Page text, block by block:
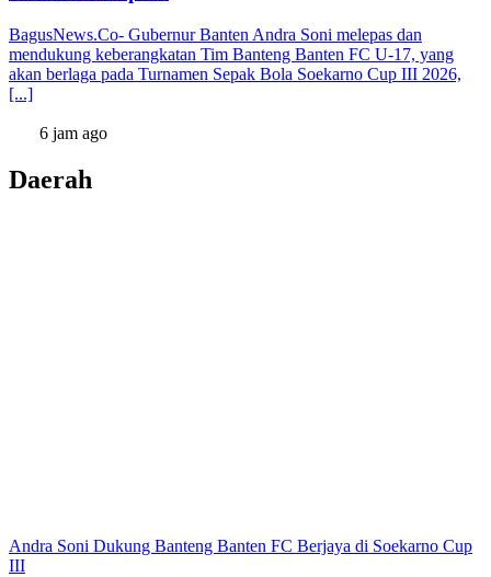
BagusNews.Co- Gubernur Banten Andra Soni melepas dan
mendukung keberangkatan Tim Banteng Banten FC U-17, yang
akan berlaga pada Turnamen Sepak Bola Soekarno Cup III 2026,
[...]
6 jam ago
Daerah
Andra Soni Dukung Banteng Banten FC Berjaya di Soekarno Cup
III